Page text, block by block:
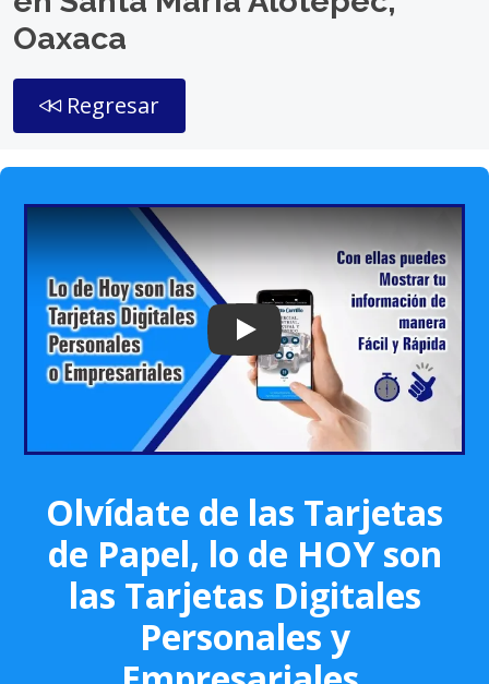
Oaxaca
Regresar
Play: Keynote (Google I/O '18)
Olvídate de las Tarjetas
de Papel, lo de HOY son
las Tarjetas Digitales
Personales y